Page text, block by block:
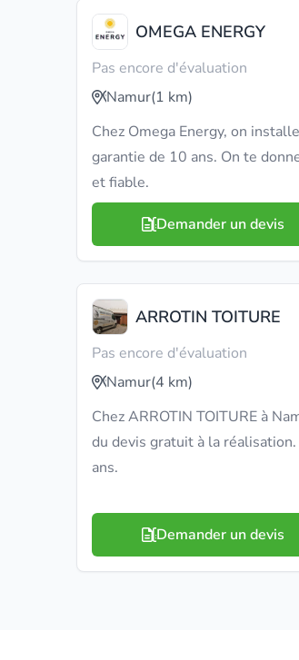
OMEGA ENERGY
Pas encore d'évaluation
Namur(1 km)
Chez Omega Energy, on
garantie de 10 ans. On te
et fiable.
Demander un devis
ARROTIN TOITURE
Pas encore d'évaluation
Namur(4 km)
Chez ARROTIN TOITURE à
du devis gratuit à la
ans.
Demander un devis